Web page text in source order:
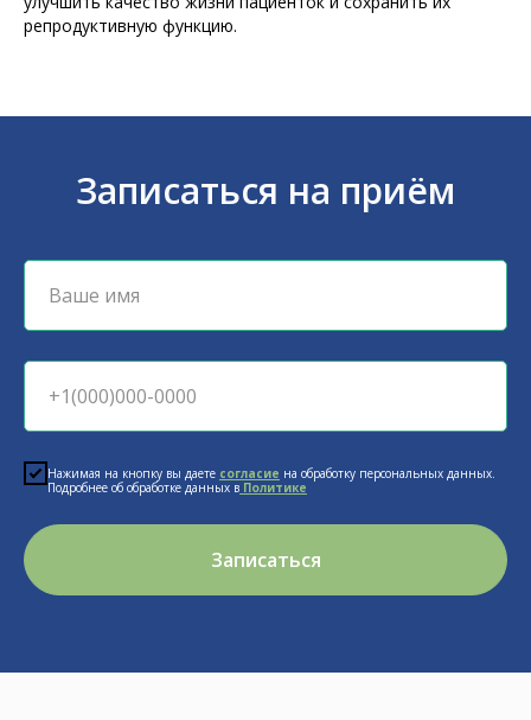
репродуктивную функцию.
Записаться на приём
Нажимая на кнопку вы даете согласие на обработку персональных данных.
Подробнее об обработке данных в Политике
Записаться